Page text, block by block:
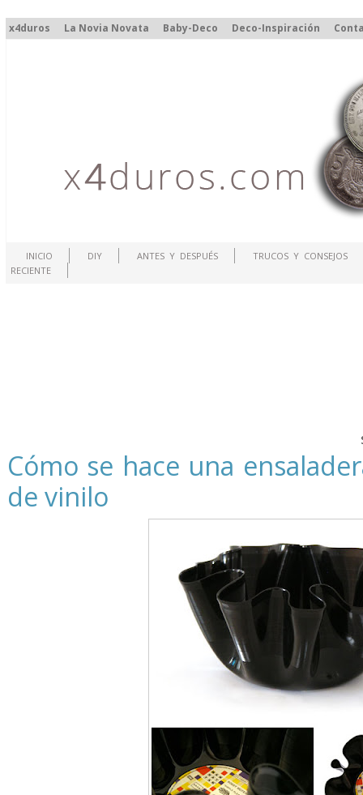
x4duros La Novia Novata Baby-Deco Deco-Inspiración
INICIO DIY ANTES Y DESPUÉS
TRUCOS Y CONSEJOS
RECIENTE
Cómo se hace una
de vinilo